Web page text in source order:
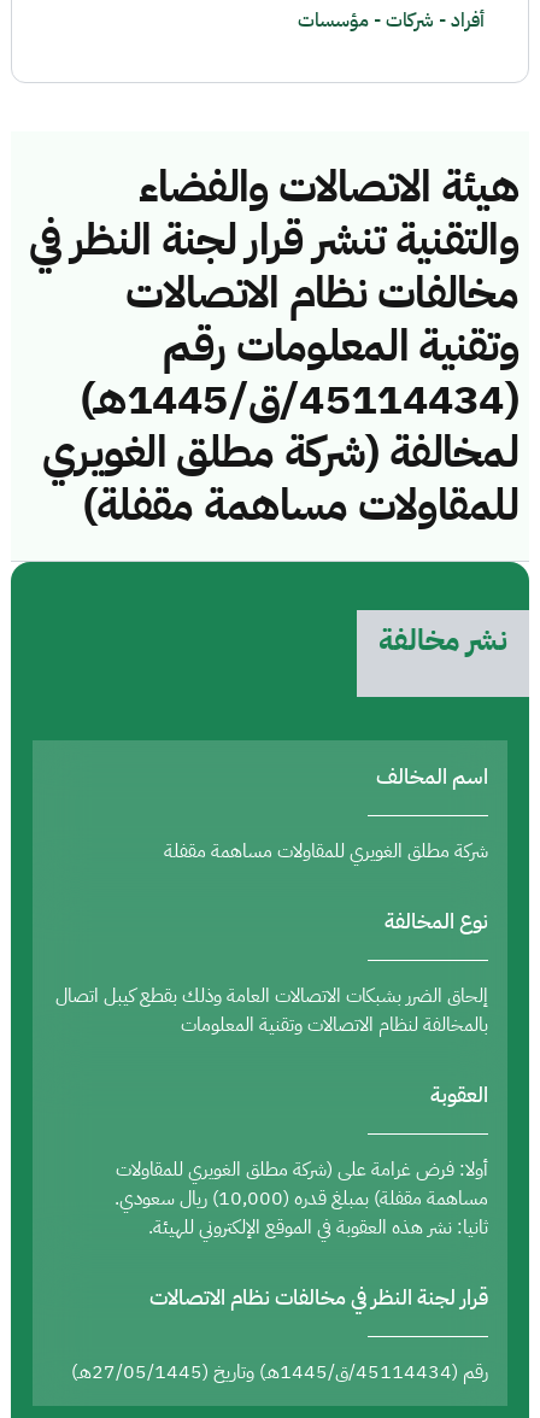
هيئة الاتصالات والفضاء
والتقنية تنشر قرار لجنة النظر في
مخالفات نظام الاتصالات
وتقنية المعلومات رقم
(45114434/ق/1445هـ)
لمخالفة (شركة مطلق الغويري
للمقاولات مساهمة مقفلة)
نشر مخالفة
اسم المخالف
شركة مطلق الغويري للمقاولات مساهمة مقفلة
نوع المخالفة
إلحاق الضرر بشبكات الاتصالات العامة وذلك بقطع كيبل اتصال
بالمخالفة لنظام الاتصالات وتقنية المعلومات
العقوبة
أولا: فرض غرامة على (شركة مطلق الغويري للمقاولات
مساهمة مقفلة) بمبلغ قدره (10,000) ريال سعودي.
ثانيا: نشر هذه العقوبة في الموقع الإلكتروني للهيئة.
قرار لجنة النظر في مخالفات نظام الاتصالات
رقم (45114434/ق/1445هـ) وتاريخ (27/05/1445هـ)
أفراد - شركات - مؤسسات